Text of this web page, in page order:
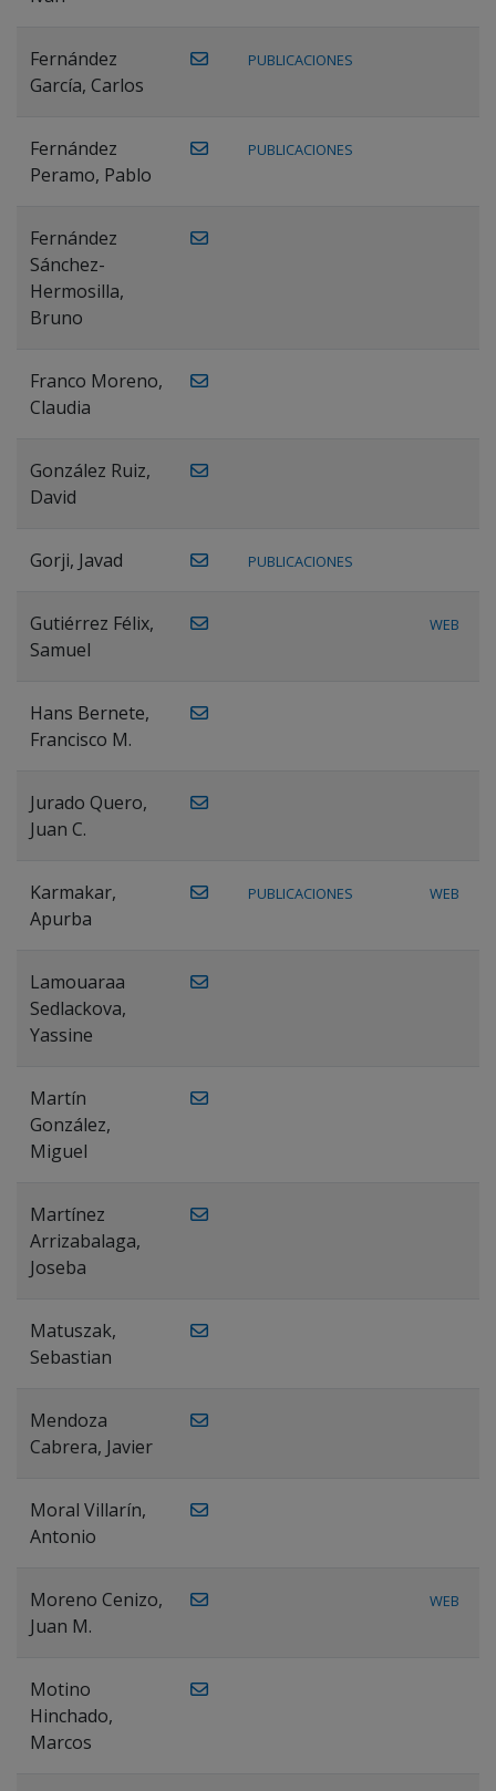
Fernández
García, Carlos
PUBLICACIONES
Fernández
Peramo, Pablo
PUBLICACIONES
Fernández
Sánchez-
Hermosilla,
Bruno
Franco Moreno,
Claudia
González Ruiz,
David
Gorji, Javad PUBLICACIONES
Gutiérrez Félix,
Samuel
WEB
Hans Bernete,
Francisco M.
Jurado Quero,
Juan C.
Karmakar,
Apurba
PUBLICACIONES WEB
Lamouaraa
Sedlackova,
Yassine
Martín
González,
Miguel
Martínez
Arrizabalaga,
Joseba
Matuszak,
Sebastian
Mendoza
Cabrera, Javier
Moral Villarín,
Antonio
Moreno Cenizo,
Juan M.
WEB
Motino
Hinchado,
Marcos